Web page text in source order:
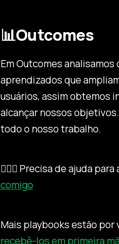
📊Outcomes
Em Outcomes
aprendizados que
usuários, assim obtemos
alcançar nossos
todo o nosso trabalho.
🙋🏻‍♂️ Precisa de ajuda
comigo
Mais playbooks estão por
recebê-los em primeira